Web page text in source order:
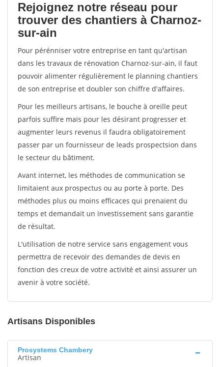
Rejoignez notre réseau pour
trouver des chantiers à Charnoz-
sur-ain
Pour pérénniser votre entreprise en tant qu'artisan
dans les travaux de rénovation Charnoz-sur-ain, il faut
pouvoir alimenter régulièrement le planning chantiers
de son entreprise et doubler son chiffre d'affaires.
Pour les meilleurs artisans, le bouche à oreille peut
parfois suffire mais pour les désirant progresser et
augmenter leurs revenus il faudra obligatoirement
passer par un fournisseur de leads prospectsion dans
le secteur du bâtiment.
Avant internet, les méthodes de communication se
limitaient aux prospectus ou au porte à porte. Des
méthodes plus ou moins efficaces qui prenaient du
temps et demandait un investissement sans garantie
de résultat.
L'utilisation de notre service sans engagement vous
permettra de recevoir des demandes de devis en
fonction des creux de votre activité et ainsi assurer un
avenir à votre société.
Artisans Disponibles
Prosystems Chambery
Artisan